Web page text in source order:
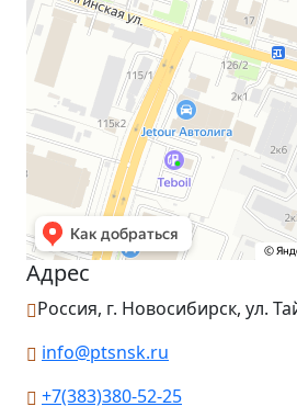
Адрес
Россия, г. Новосибирск, ул.
info@ptsnsk.ru
+7(383)380-52-25